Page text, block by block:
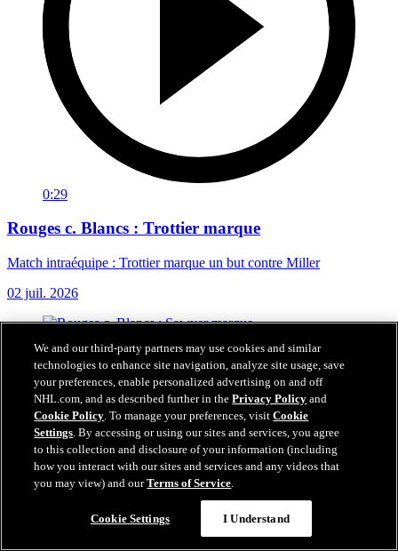
0:29
Rouges c. Blancs : Trottier marque
Match intraéquipe : Trottier marque un but contre Miller
02 juil. 2026
We and our third-party partners may use cookies and similar
technologies to enhance site navigation, analyze site usage, save
your preferences, enable personalized advertising on and off
NHL.com, and as described further in thePrivacy Policy and
Cookie Policy. To manage your preferences, visitCookie
Settings. By accessing or using our sites and services, you agree
to this collection and disclosure of your information (including
how you interact with our sites and services and any videos that
you may view) and ourTerms of Service.
Cookie Settings I Understand